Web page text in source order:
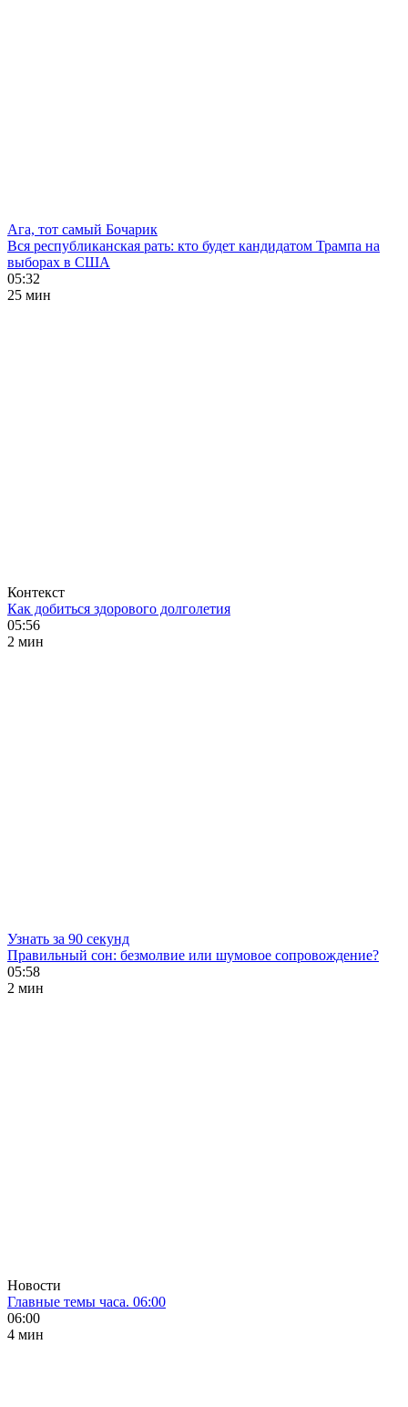
Ага, тот самый Бочарик
Вся республиканская рать: кто будет кандидатом Трампа на
выборах в США
05:32
25 мин
Контекст
Как добиться здорового долголетия
05:56
2 мин
Узнать за 90 секунд
Правильный сон: безмолвие или шумовое сопровождение?
05:58
2 мин
Новости
Главные темы часа. 06:00
06:00
4 мин